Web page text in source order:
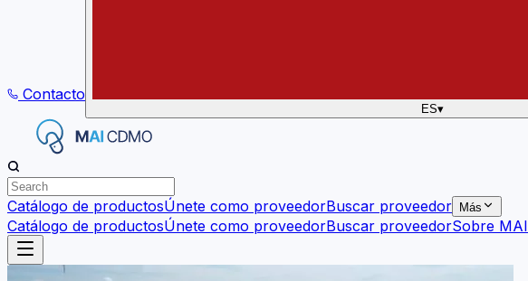
Contacto
ES▾
Catálogo de productosÚnete como proveedorBuscar proveedor Más
Catálogo de productosÚnete como proveedorBuscar proveedorSobre MAI